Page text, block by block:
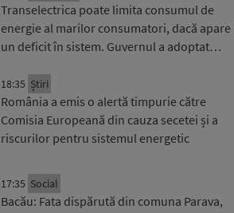
Transelectrica poate limita consumul de
energie al marilor consumatori, dacă apare
un deficit în sistem. Guvernul a adoptat…
18:35 Știri
România a emis o alertă timpurie către
Comisia Europeană din cauza secetei și a
riscurilor pentru sistemul energetic
17:35 Social
Bacău: Fata dispărută din comuna Parava,